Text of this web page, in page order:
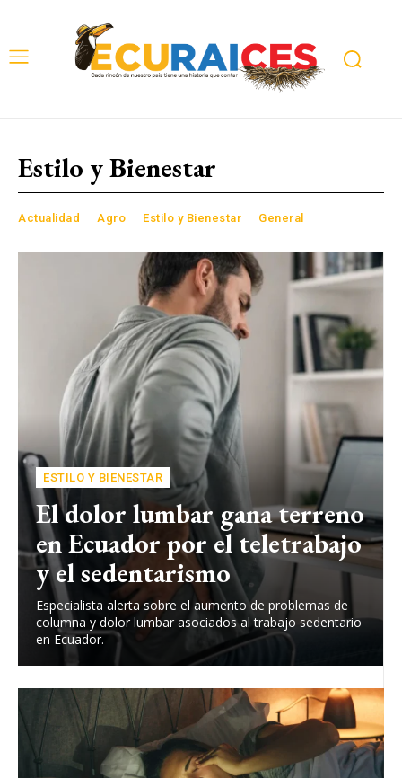
Estilo y Bienestar
Actualidad Agro Estilo y Bienestar General
ESTILO Y BIENESTAR
El dolor lumbar gana terreno
en Ecuador por el teletrabajo
y el sedentarismo
Especialista alerta sobre el aumento de problemas de
columna y dolor lumbar asociados al trabajo sedentario
en Ecuador.